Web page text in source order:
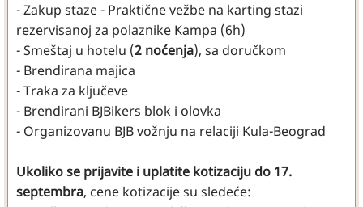
- Zakup staze - Praktične vežbe na karting stazi
rezervisanoj za polaznike Kampa (6h)
- Smeštaj u hotelu (2 noćenja), sa doručkom
- Brendirana majica
- Traka za ključeve
- Brendirani BJBikers blok i olovka
- Organizovanu BJB vožnju na relaciji Kula-Beograd
Ukoliko se prijavite i uplatite kotizaciju do 17.
septembra, cene kotizacije su sledeće: